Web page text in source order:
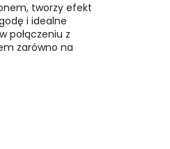
tworzy efekt
i idealne
połączeniu z
zarówno na